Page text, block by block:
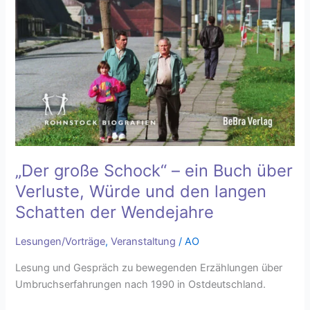
„Der große Schock“ – ein Buch über
Verluste, Würde und den langen
Schatten der Wendejahre
Lesungen/Vorträge,Veranstaltung /AO
Lesung und Gespräch zu bewegenden Erzählungen über
Umbruchserfahrungen nach 1990 in Ostdeutschland.